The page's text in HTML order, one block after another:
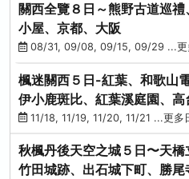
關西全覽８日～熊野古道巡
小屋、京都、大阪
08/31, 09/08, 09/15, 09/29 ...更
楓迷關西５日-紅葉、和歌山
伊小鹿斑比、紅葉溪庭園、
勢龍蝦+和牛
11/18, 11/19, 11/20, 11/21 ...更多
秋楓丹後天空之城５日〜天橋
竹田城跡、出石城下町、勝